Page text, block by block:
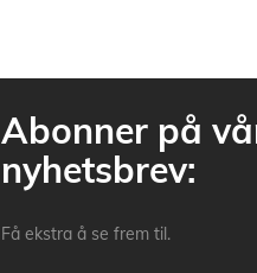
Abonner på
nyhetsbrev:
Få ekstra å se frem til.